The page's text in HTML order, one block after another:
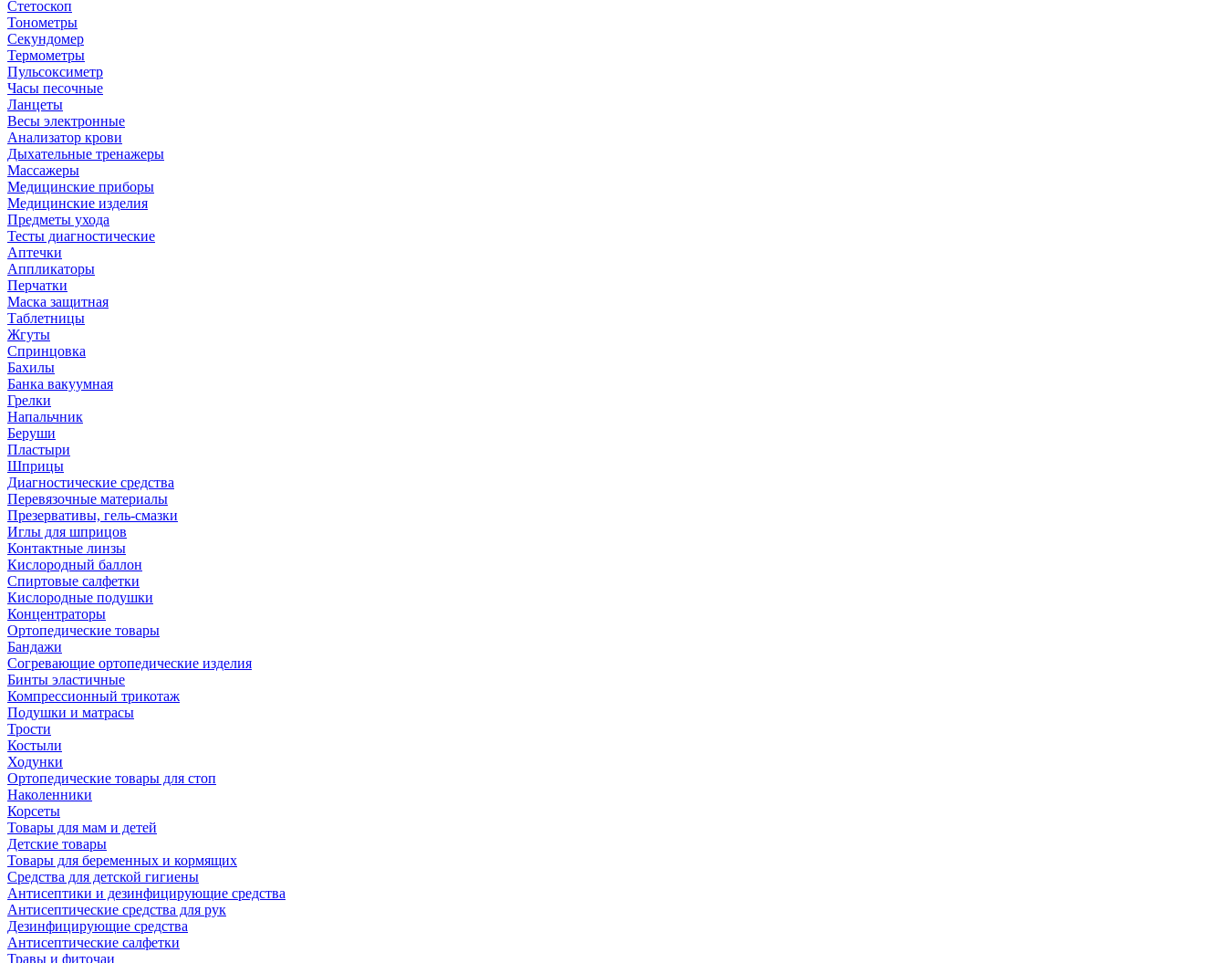
Стетоскоп
Тонометры
Секундомер
Термометры
Пульсоксиметр
Часы песочные
Ланцеты
Весы электронные
Анализатор крови
Дыхательные тренажеры
Массажеры
Медицинские приборы
Медицинские изделия
Предметы ухода
Тесты диагностические
Аптечки
Аппликаторы
Перчатки
Маска защитная
Таблетницы
Жгуты
Спринцовка
Бахилы
Банка вакуумная
Грелки
Напальчник
Беруши
Пластыри
Шприцы
Диагностические средства
Перевязочные материалы
Презервативы, гель-смазки
Иглы для шприцов
Контактные линзы
Кислородный баллон
Спиртовые салфетки
Кислородные подушки
Концентраторы
Ортопедические товары
Бандажи
Согревающие ортопедические изделия
Бинты эластичные
Компрессионный трикотаж
Подушки и матрасы
Трости
Костыли
Ходунки
Ортопедические товары для стоп
Наколенники
Корсеты
Товары для мам и детей
Детские товары
Товары для беременных и кормящих
Средства для детской гигиены
Антисептики и дезинфицирующие средства
Антисептические средства для рук
Дезинфицирующие средства
Антисептические салфетки
Травы и фиточаи